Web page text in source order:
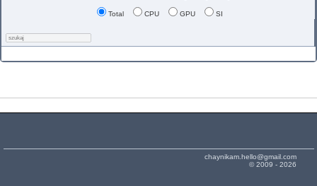
Total CPU GPU SI
chaynikam.hello@gmail.com
© 2009 - 2026